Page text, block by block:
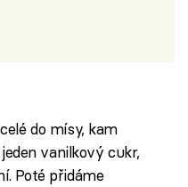
do mísy, kam
vanilkový cukr,
Poté přidáme